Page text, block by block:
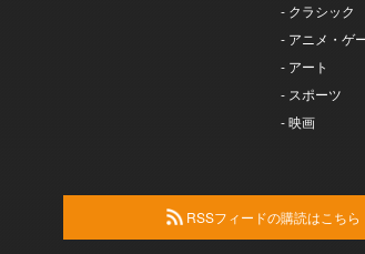
- クラシック
- アニメ・ゲ
- アート
- スポーツ
- 映画
RSSフィードの購読はこちら